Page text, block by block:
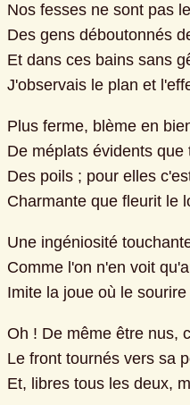
Nos fesses ne sont pas
Des gens déboutonnés
Et dans ces bains sans
J'observais le plan et
Plus ferme, blème en
De méplats évidents que
Des poils ; pour elles
Charmante que fleurit le
Une ingéniosité
Comme l'on n'en voit
Imite la joue où le
Oh ! De même être nus,
Le front tournés vers sa
Et, libres tous les deux,